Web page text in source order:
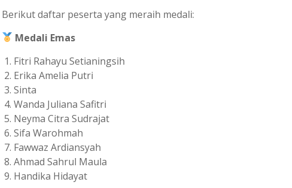
Berikut daftar peserta yang meraih medali:
Medali Emas
Fitri Rahayu Setianingsih
Erika Amelia Putri
Sinta
Wanda Juliana Safitri
Neyma Citra Sudrajat
Sifa Warohmah
Fawwaz Ardiansyah
Ahmad Sahrul Maula
Handika Hidayat